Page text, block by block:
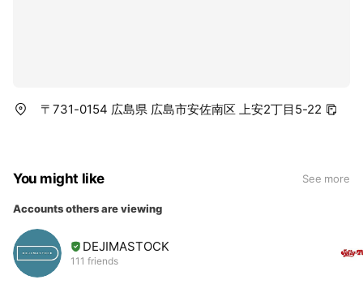
〒731-0154 広島県 広島市安佐南区 上安2丁目5-22
You might like See more
Accounts others are viewing
DEJIMASTOCK
111 friends